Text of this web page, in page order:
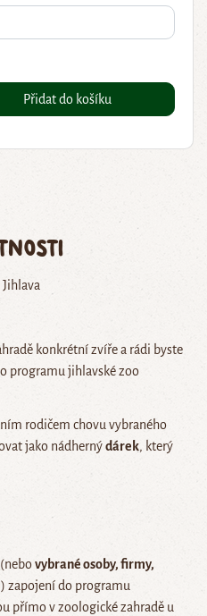
Přidat do košíku
konkrétní zvíře a rádi byste
programu jihlavské zoo
rodičem chovu vybraného
jako nádhernýdárek, který
vybrané osoby, firmy,
zapojení do programu
přímo v zoologické zahradě u